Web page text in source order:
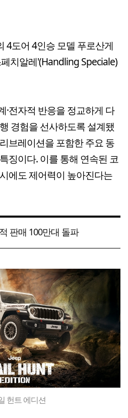
4도어 4인승 모델 푸로산게
치알레'(Handling Speciale)
·전자적 반응을 정교하게 다
경험을 선사하도록 설계됐
브레이션을 포함한 주요 동
징이다. 이를 통해 연속된 코
에도 제어력이 높아진다는
판매 100만대 돌파
헌트 에디션